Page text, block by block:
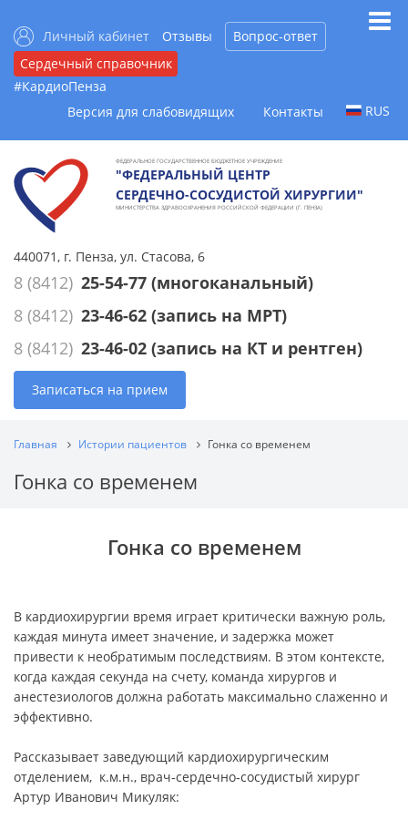
Личный кабинет Отзывы
Вопрос-ответ
Сердечный справочник
#КардиоПенза
Версия для слабовидящих
Контакты RUS
ФЕДЕРАЛЬНОЕ ГОСУДАРСТВЕННОЕ БЮДЖЕТНОЕ УЧРЕЖДЕНИЕ
"ФЕДЕРАЛЬНЫЙ ЦЕНТР
СЕРДЕЧНО-СОСУДИСТОЙ ХИРУРГИИ"
МИНИСТЕРСТВА ЗДРАВООХРАНЕНИЯ РОССИЙСКОЙ ФЕДЕРАЦИИ (Г. ПЕНЗА)
440071, г. Пенза, ул. Стасова, 6
8 (8412) 25-54-77 (многоканальный)
8 (8412) 23-46-62 (запись на МРТ)
8 (8412) 23-46-02 (запись на КТ и рентген)
Записаться на прием
Главная Истории пациентов Гонка со временем
Гонка со временем
Гонка со временем
В кардиохирургии время играет критически важную роль,
каждая минута имеет значение, и задержка может
привести к необратимым последствиям. В этом контексте,
когда каждая секунда на счету, команда хирургов и
анестезиологов должна работать максимально слаженно и
эффективно.
Рассказывает заведующий кардиохирургическим
отделением, к.м.н., врач‑сердечно‑сосудистый хирург
Артур Иванович Микуляк: